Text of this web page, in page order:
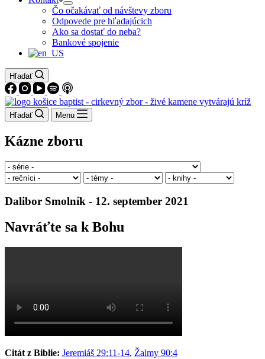
Čo očakávať od návštevy zboru
Odpovede pre hľadajúcich
Ako sa dostať do neba?
Bankové spojenie
Hľadať
Hľadať Menu
Kázne zboru
Dalibor Smolník - 12. september 2021
Navráťte sa k Bohu
Citát z Biblie: Jeremiáš 29:11-14, Žalmy 90:4